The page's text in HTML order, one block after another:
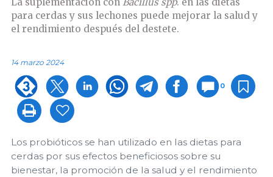
para cerdas y sus lechones puede mejorar la salud y
el rendimiento después del destete.
14 marzo 2024
0
Los probióticos se han utilizado en las dietas para
cerdas por sus efectos beneficiosos sobre su
bienestar, la promoción de la salud y el rendimiento